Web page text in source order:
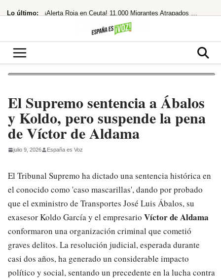
al Lo último: ¡Alerta Roja en Ceuta! 11.000 Migrantes Atrapados y Tensión Máxima con Marruecos
Robótico y repetitivo», pero elogia a Bolaños y Rufián
¡Deco se sale! El director deportivo del Barça revoluciona el mercado a golpe
El Supremo sentencia a Ábalos
y Koldo, pero suspende la pena
de Víctor de Aldama
julio 9, 2026 España es Voz
El Tribunal Supremo ha dictado una sentencia histórica en
el conocido como 'caso mascarillas', dando por probado
que el exministro de Transportes José Luis Ábalos, su
exasesor Koldo García y el empresario Víctor de Aldama
conformaron una organización criminal que cometió
graves delitos. La resolución judicial, esperada durante
casi dos años, ha generado un considerable impacto
político y social, sentando un precedente en la lucha contra